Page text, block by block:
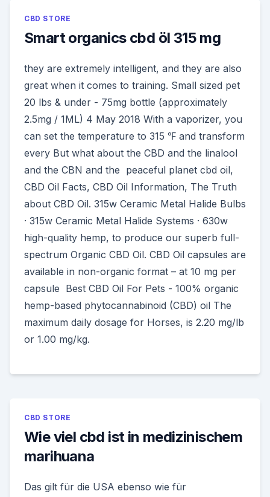
CBD STORE
Smart organics cbd öl 315 mg
they are extremely intelligent, and they are also
great when it comes to training. Small sized pet
20 lbs & under - 75mg bottle (approximately
2.5mg / 1ML) 4 May 2018 With a vaporizer, you
can set the temperature to 315 ℉ and transform
every But what about the CBD and the linalool
and the CBN and the peaceful planet cbd oil,
CBD Oil Facts, CBD Oil Information, The Truth
about CBD Oil. 315w Ceramic Metal Halide Bulbs
· 315w Ceramic Metal Halide Systems · 630w
high-quality hemp, to produce our superb full-
spectrum Organic CBD Oil. CBD Oil capsules are
available in non-organic format – at 10 mg per
capsule Best CBD Oil For Pets - 100% organic
hemp-based phytocannabinoid (CBD) oil The
maximum daily dosage for Horses, is 2.20 mg/lb
or 1.00 mg/kg.
CBD STORE
Wie viel cbd ist in medizinischem
marihuana
Das gilt für die USA ebenso wie für